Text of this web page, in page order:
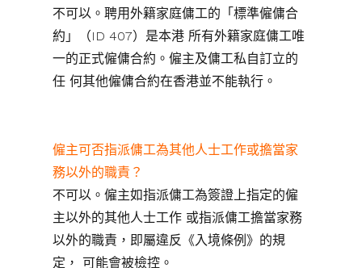
不可以。聘用外籍家庭傭工的「標準僱傭合
約」（ID 407）是本港 所有外籍家庭傭工唯
一的正式僱傭合約。僱主及傭工私自訂立的
任 何其他僱傭合約在香港並不能執行。
僱主可否指派傭工為其他人士工作或擔當家
務以外的職責？
不可以。僱主如指派傭工為簽證上指定的僱
主以外的其他人士工作 或指派傭工擔當家務
以外的職責，即屬違反《入境條例》的規
定， 可能會被檢控。